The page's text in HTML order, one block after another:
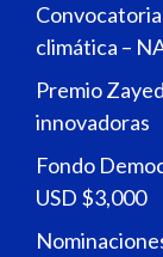
climática –
Premio
innovadoras
Fondo
USD $3,000